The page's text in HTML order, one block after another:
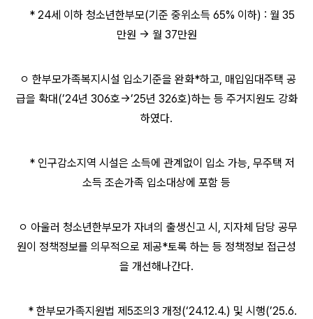
* 24세 이하 청소년한부모(기준 중위소득 65% 이하) : 월 35
만원 → 월 37만원
ㅇ 한부모가족복지시설 입소기준을 완화*하고, 매입임대주택 공
급을 확대(’24년 306호→’25년 326호)하는 등 주거지원도 강화
하였다.
* 인구감소지역 시설은 소득에 관계없이 입소 가능, 무주택 저
소득 조손가족 입소대상에 포함 등
ㅇ 아울러 청소년한부모가 자녀의 출생신고 시, 지자체 담당 공무
원이 정책정보를 의무적으로 제공*토록 하는 등 정책정보 접근성
을 개선해나간다.
* 한부모가족지원법 제5조의3 개정(‘24.12.4.) 및 시행(’25.6.